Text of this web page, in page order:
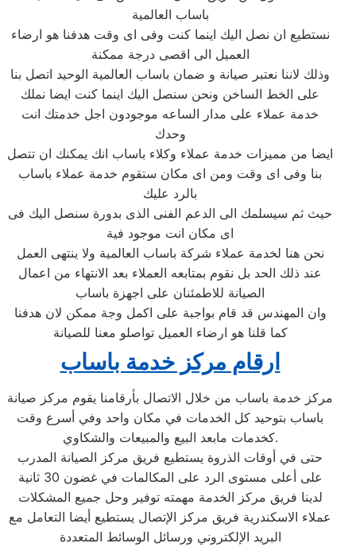
باساب العالمية
نستطيع ان نصل اليك اينما كنت وفى اى وقت هدفنا هو ارضاء
العميل الى اقصى درجة ممكنة
وذلك لاننا نعتبر صيانة و ضمان باساب العالمية الوحيد اتصل بنا
على الخط الساخن ونحن سنصل اليك اينما كنت ايضا نملك
خدمة عملاء على مدار الساعه موجودون اجل خدمتك انت
وحدك
ايضا من مميزات خدمة عملاء وكلاء باساب انك يمكنك ان تتصل
بنا وفى اى وقت ومن اى مكان ستقوم خدمة عملاء باساب
بالرد عليك
حيث ثم سيسلمك الى الدعم الفنى الذى بدورة سنصل اليك فى
اى مكان انت موجود فية
نحن هنا لخدمة عملاء شركة باساب العالمية ولا ينتهى العمل
عند ذلك الحد بل نقوم بمتابعه العملاء بعد الانتهاء من اعمال
الصيانة للاطمئنان على اجهزة باساب
وان المهندس قد قام بواجبة على اكمل وجة ممكن لان هدفنا
كما قلنا هو ارضاء العميل تواصلو معنا للصيانة
ارقام مركز خدمة باساب
مركز خدمة باساب من خلال الاتصال بأرقامنا يقوم مركز صيانة
باساب بتوحيد كل الخدمات في مكان واحد وفي أسرع وقت
كخدمات مابعد البيع والمبيعات والشكاوي.
حتى في أوقات الذروة يستطيع فريق مركز الصيانة المدرب
على أعلى مستوى الرد على المكالمات في غضون 30 ثانية
لدينا فريق مركز الخدمة مهمته توفير وحل جميع المشكلات
عملاء الاسكندرية فريق مركز الإتصال يستطيع أيضا التعامل مع
البريد الإلكتروني ورسائل الوسائط المتعددة